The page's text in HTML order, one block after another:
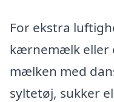
For ekstra
kærnemælk eller
mælken med
syltetøj, sukker